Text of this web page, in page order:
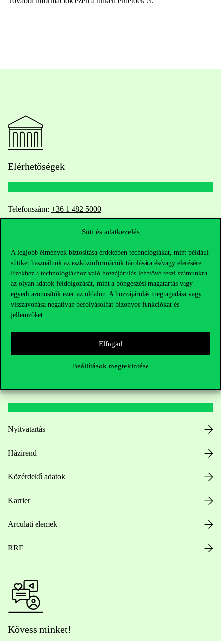
Süti és adatkezelés
A legjobb élmények biztosítása érdekében technológiákat, mint például
sütiket használunk az eszközinformációk tárolására és/vagy elérésére.
Ezekhez a technológiákhoz való hozzájárulás lehetővé teszi számunkra
az olyan adatok feldolgozását, mint a böngészési magatartás vagy
egyedi azonosítók ezen az oldalon. A hozzájárulás megtagadása vagy
visszavonása negatívan befolyásolhat bizonyos funkciókat és
jellemzőket.
Elfogad
Beállítások megtekintése
Elérhetőségek
Telefonszám: +36 1 482 5000
Kérdésed van a felvételivel kapcsolatban?
Oktatói elérhetőségek
HUB jelenlegi hallgatóinknak
Sajtó:press@uni-corvinus.hu
Hasznos linkek
Nyitvatartás
Házirend
Közérdekű adatok
Karrier
Arculati elemek
RRF
Kövess minket!